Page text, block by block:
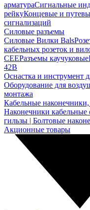
арматураСигнальные
рейкуКонцевые и
сигнализаций
Силовые разъемы
Силовые Вилки Bals
кабельных розеток и
CEEРазъемы каучуковые
42В
Оснастка и
Оборудование для
монтажа
Кабельные
Наконечники кабельные
гильзы | Болтовые
Акционные товары